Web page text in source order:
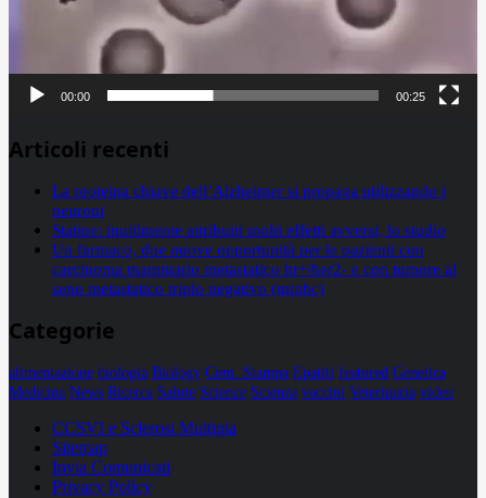
00:00 00:25
Articoli recenti
La proteina chiave dell’Alzheimer si propaga utilizzando i
neuroni
Statine: inutilmente attribuiti molti effetti avversi, lo studio
Un farmaco, due nuove opportunità per le pazienti con
carcinoma mammario metastatico hr+/her2- e con tumore al
seno metastatico triplo negativo (mtnbc)
Categorie
alimentazione biologia Biology Com. Stampa Epatiti featured Genetica
Medicina News Ricerca Salute Science Scienza vaccini Veterinaria video
CCSVI e Sclerosi Multipla
Sitemap
Invia Comunicati
Privacy Policy